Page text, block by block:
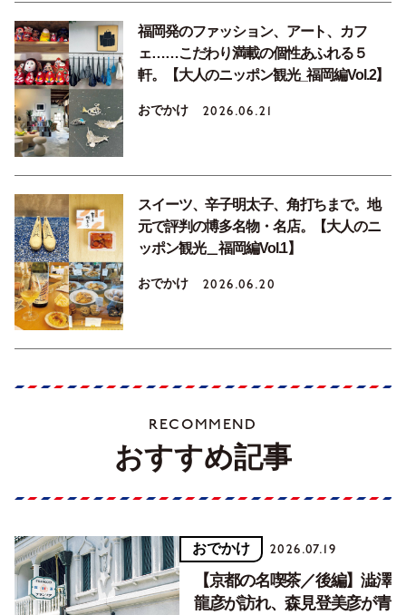
福岡発のファッション、アート、カフ
ェ……こだわり満載の個性あふれる５
軒。【大人のニッポン観光_福岡編Vol.2】
おでかけ 2026.06.21
スイーツ、辛子明太子、角打ちまで。地
元で評判の博多名物・名店。【大人のニ
ッポン観光＿福岡編Vol.1】
おでかけ 2026.06.20
RECOMMEND
おすすめ記事
おでかけ 2026.07.19
【京都の名喫茶／後編】澁澤
龍彦が訪れ、森見登美彦が青